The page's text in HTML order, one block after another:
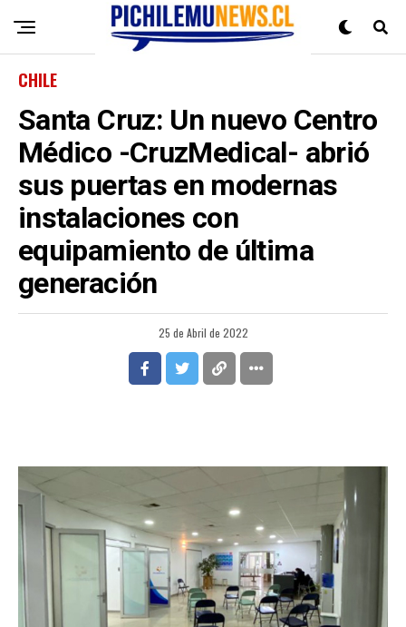
CHILE
Santa Cruz: Un nuevo Centro
Médico -CruzMedical- abrió
sus puertas en modernas
instalaciones con
equipamiento de última
generación
25 de Abril de 2022